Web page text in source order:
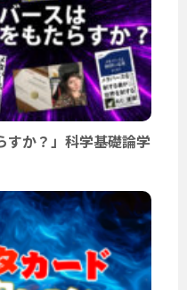
すか？」科学基礎論学